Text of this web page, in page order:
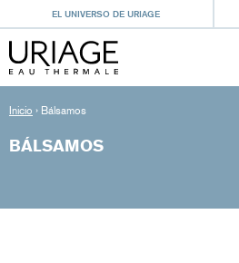
EL UNIVERSO DE URIAGE
Inicio › Bálsamos
BÁLSAMOS